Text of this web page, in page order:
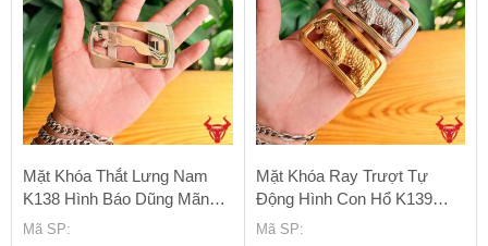
Mặt Khóa Thắt Lưng Nam
K138 Hình Báo Dũng Mãnh –
Chất Liệu Thép
Mã SP:
Mặt Khóa Ray Trượt Tự
Động Hình Con Hổ K139
Biểu Tượng Sức Mạnh
Mã SP: